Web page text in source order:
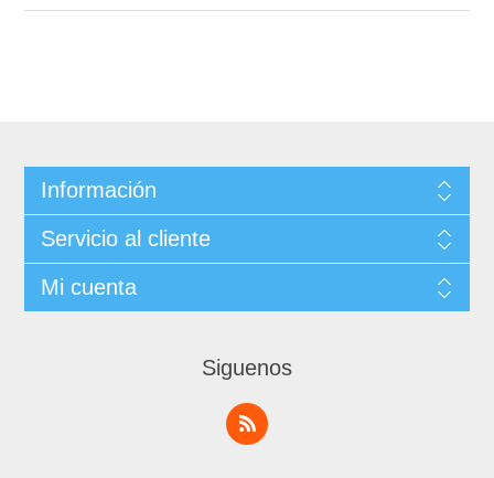
Información
Servicio al cliente
Mi cuenta
Siguenos